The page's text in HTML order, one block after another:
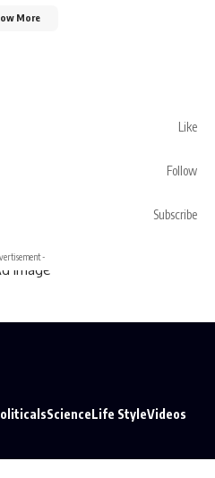
More
Like
Follow
Subscribe
-
ScienceLife StyleVideos